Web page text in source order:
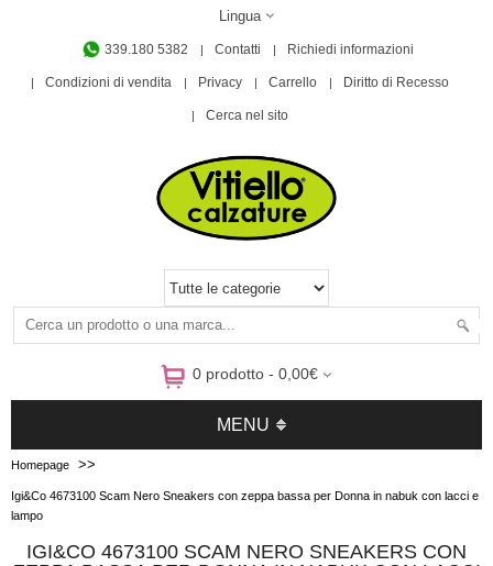
Lingua
339.180 5382 Contatti Richiedi informazioni
Condizioni di vendita Privacy Carrello Diritto di Recesso
Cerca nel sito
0 prodotto - 0,00€
MENU
Homepage >>
Igi&Co 4673100 Scam Nero Sneakers con zeppa bassa per Donna in nabuk con lacci e
lampo
IGI&CO 4673100 SCAM NERO SNEAKERS CON